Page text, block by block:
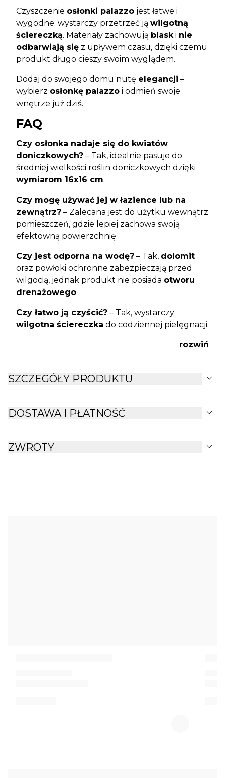
Czyszczenie osłonki palazzo jest łatwe i
wygodne: wystarczy przetrzeć ją wilgotną
ściereczką. Materiały zachowują blask i nie
odbarwiają się z upływem czasu, dzięki czemu
produkt długo cieszy swoim wyglądem.
Dodaj do swojego domu nutę elegancji –
wybierz osłonkę palazzo i odmień swoje
wnętrze już dziś.
FAQ
Czy osłonka nadaje się do kwiatów
doniczkowych? – Tak, idealnie pasuje do
średniej wielkości roślin doniczkowych dzięki
wymiarom 16x16 cm.
Czy mogę używać jej w łazience lub na
zewnątrz? – Zalecana jest do użytku wewnątrz
pomieszczeń, gdzie lepiej zachowa swoją
efektowną powierzchnię.
Czy jest odporna na wodę? – Tak, dolomit
oraz powłoki ochronne zabezpieczają przed
wilgocią, jednak produkt nie posiada otworu
drenażowego.
Czy łatwo ją czyścić? – Tak, wystarczy
wilgotna ściereczka do codziennej pielęgnacji.
rozwiń
SZCZEGÓŁY PRODUKTU expand_more
DOSTAWA I PŁATNOŚĆ expand_more
ZWROTY expand_more